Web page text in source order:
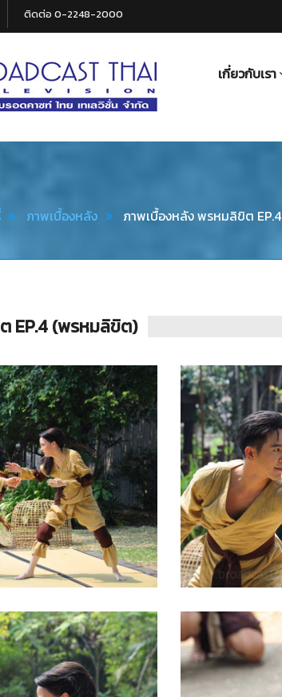
ติดต่อ 0-2248-2000
เกี่ยวกับเรา
ภาพเบื้องหลัง ภาพเบื้องหลัง พรหมลิขิต EP.4
EP.4 (พรหมลิขิต)